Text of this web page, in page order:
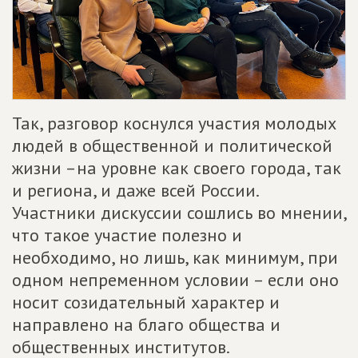
Так, разговор коснулся участия молодых
людей в общественной и политической
жизни –на уровне как своего города, так
и региона, и даже всей России.
Участники дискуссии сошлись во мнении,
что такое участие полезно и
необходимо, но лишь, как минимум, при
одном непременном условии – если оно
носит созидательный характер и
направлено на благо общества и
общественных институтов.